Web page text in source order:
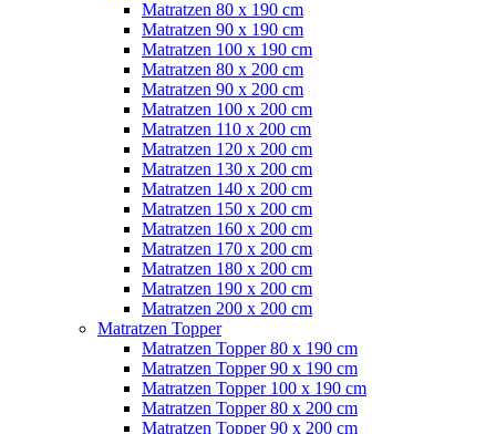
Matratzen 80 x 190 cm
Matratzen 90 x 190 cm
Matratzen 100 x 190 cm
Matratzen 80 x 200 cm
Matratzen 90 x 200 cm
Matratzen 100 x 200 cm
Matratzen 110 x 200 cm
Matratzen 120 x 200 cm
Matratzen 130 x 200 cm
Matratzen 140 x 200 cm
Matratzen 150 x 200 cm
Matratzen 160 x 200 cm
Matratzen 170 x 200 cm
Matratzen 180 x 200 cm
Matratzen 190 x 200 cm
Matratzen 200 x 200 cm
Matratzen Topper
Matratzen Topper 80 x 190 cm
Matratzen Topper 90 x 190 cm
Matratzen Topper 100 x 190 cm
Matratzen Topper 80 x 200 cm
Matratzen Topper 90 x 200 cm